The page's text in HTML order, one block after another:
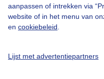
aanpassen of intrekken via
website of in het menu van
en cookiebeleid
Lijst met advertentiepartners
Buienradar Team
Privacy beleid
Privacy instellingen